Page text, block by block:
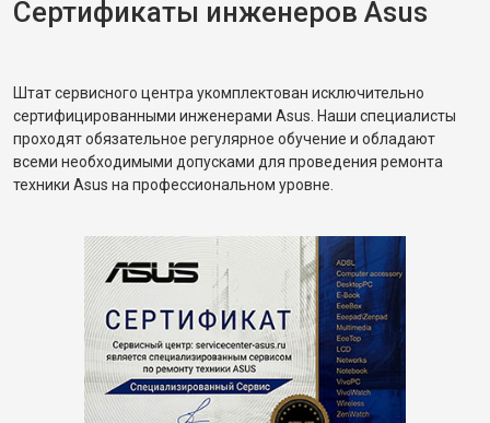
Сертификаты инженеров Asus
Штат сервисного центра укомплектован исключительно
сертифицированными инженерами Asus. Наши специалисты
проходят обязательное регулярное обучение и обладают
всеми необходимыми допусками для проведения ремонта
техники Asus на профессиональном уровне.